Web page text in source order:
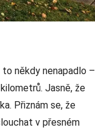
někdy nenapadlo –
Jasně, že
Přiznám se, že
v přesném